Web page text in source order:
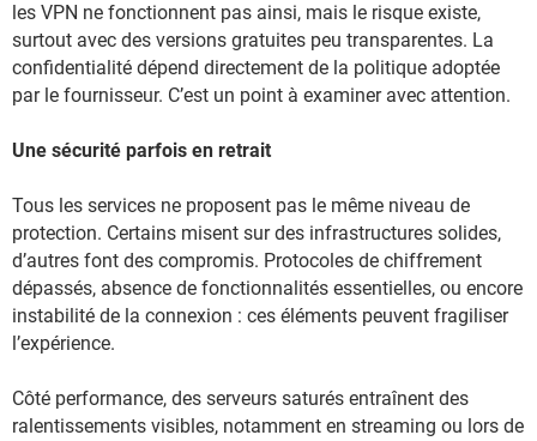
les VPN ne fonctionnent pas ainsi, mais le risque existe,
surtout avec des versions gratuites peu transparentes. La
confidentialité dépend directement de la politique adoptée
par le fournisseur. C’est un point à examiner avec attention.
Une sécurité parfois en retrait
Tous les services ne proposent pas le même niveau de
protection. Certains misent sur des infrastructures solides,
d’autres font des compromis. Protocoles de chiffrement
dépassés, absence de fonctionnalités essentielles, ou encore
instabilité de la connexion : ces éléments peuvent fragiliser
l’expérience.
Côté performance, des serveurs saturés entraînent des
ralentissements visibles, notamment en streaming ou lors de